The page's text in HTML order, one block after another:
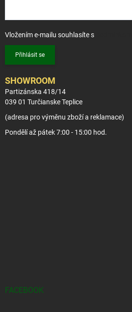
Vložením e-mailu souhlasíte s
Přihlásit se
SHOWROOM
Partizánska 418/14
039 01 Turčianske Teplice
(adresa pro výměnu zboží a reklamace)
Pondělí až pátek 7:00 - 15:00 hod.
FACEBOOK